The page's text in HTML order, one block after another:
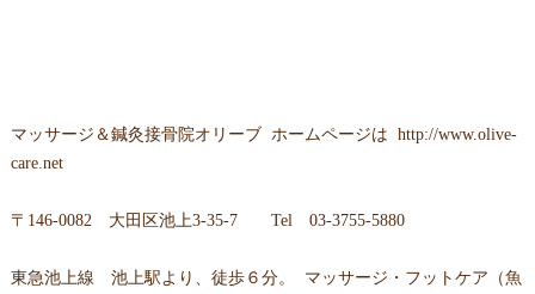
マッサージ＆鍼灸接骨院オリーブ ホームページは http://www.olive-
care.net
〒146-0082 大田区池上3-35-7 Tel 03-3755-5880
東急池上線 池上駅より、徒歩６分。 マッサージ・フットケア（魚